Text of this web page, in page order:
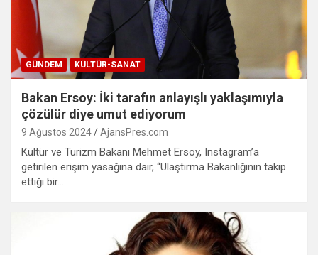
GÜNDEM KÜLTÜR-SANAT
Bakan Ersoy: İki tarafın anlayışlı yaklaşımıyla
çözülür diye umut ediyorum
9 Ağustos 2024 AjansPres.com
Kültür ve Turizm Bakanı Mehmet Ersoy, Instagram’a
getirilen erişim yasağına dair, “Ulaştırma Bakanlığının takip
ettiği bir…